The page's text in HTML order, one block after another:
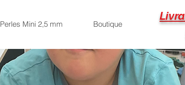
Perles Mini 2,5 mm Boutique